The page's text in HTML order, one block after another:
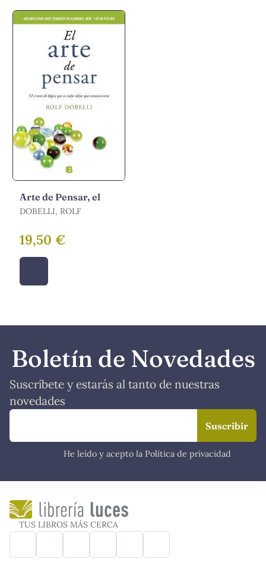
Arte de Pensar, el
DOBELLI, ROLF
19,50 €
Boletín de Novedades
Suscríbete y estarás al tanto de nuestras
novedades
He leído y acepto la Política de privacidad
TUS LIBROS MÁS CERCA